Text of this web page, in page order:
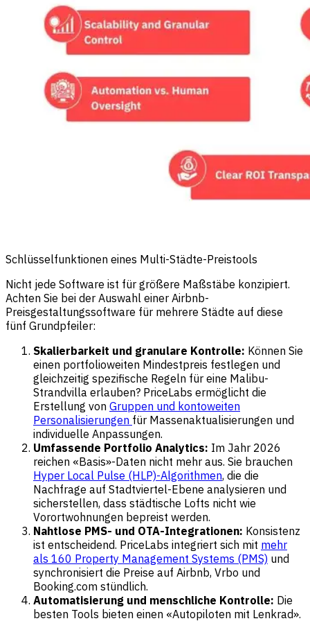
Schlüsselfunktionen eines Multi-Städte-Preistools
Nicht jede Software ist für größere Maßstäbe konzipiert.
Achten Sie bei der Auswahl einer Airbnb-
Preisgestaltungssoftware für mehrere Städte auf diese
fünf Grundpfeiler:
Skalierbarkeit und granulare Kontrolle: Können Sie
einen portfolioweiten Mindestpreis festlegen und
gleichzeitig spezifische Regeln für eine Malibu-
Strandvilla erlauben? PriceLabs ermöglicht die
Erstellung von Gruppen und kontoweiten
Personalisierungen für Massenaktualisierungen und
individuelle Anpassungen.
Umfassende Portfolio Analytics: Im Jahr 2026
reichen «Basis»-Daten nicht mehr aus. Sie brauchen
Hyper Local Pulse (HLP)-Algorithmen, die die
Nachfrage auf Stadtviertel-Ebene analysieren und
sicherstellen, dass städtische Lofts nicht wie
Vorortwohnungen bepreist werden.
Nahtlose PMS- und OTA-Integrationen: Konsistenz
ist entscheidend. PriceLabs integriert sich mit mehr
als 160 Property Management Systems (PMS) und
synchronisiert die Preise auf Airbnb, Vrbo und
Booking.com stündlich.
Automatisierung und menschliche Kontrolle: Die
besten Tools bieten einen «Autopiloten mit Lenkrad».